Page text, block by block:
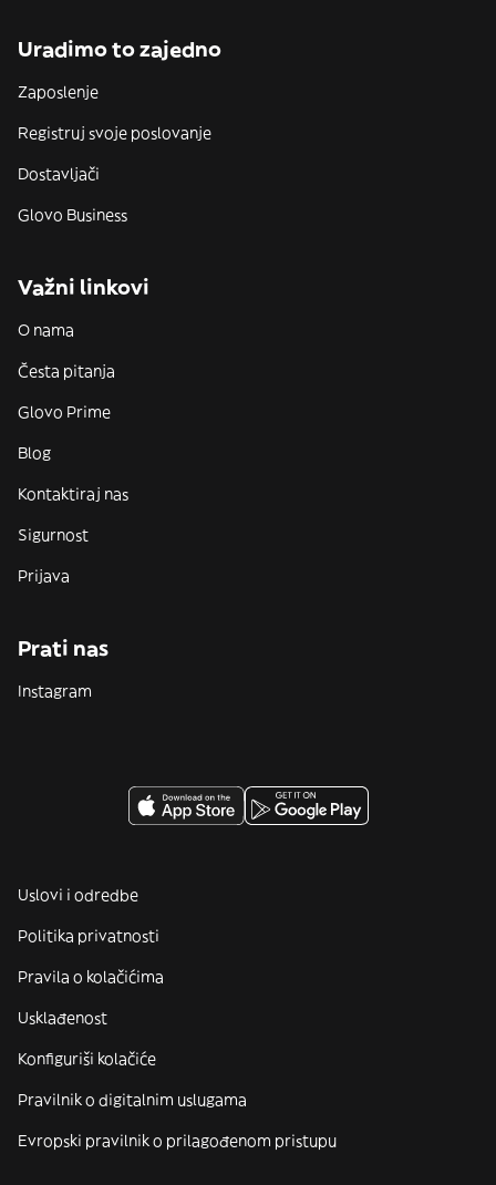
Uradimo to zajedno
Zaposlenje
Registruj svoje poslovanje
Dostavljači
Glovo Business
Važni linkovi
O nama
Česta pitanja
Glovo Prime
Blog
Kontaktiraj nas
Sigurnost
Prijava
Prati nas
Instagram
Uslovi i odredbe
Politika privatnosti
Pravila o kolačićima
Usklađenost
Konfiguriši kolačiće
Pravilnik o digitalnim uslugama
Evropski pravilnik o prilagođenom pristupu